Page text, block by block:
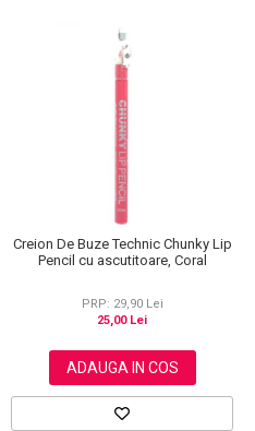
Creion De Buze Technic Chunky Lip
Pencil cu ascutitoare, Coral
PRP: 29,90 Lei
25,00 Lei
ADAUGA IN COS